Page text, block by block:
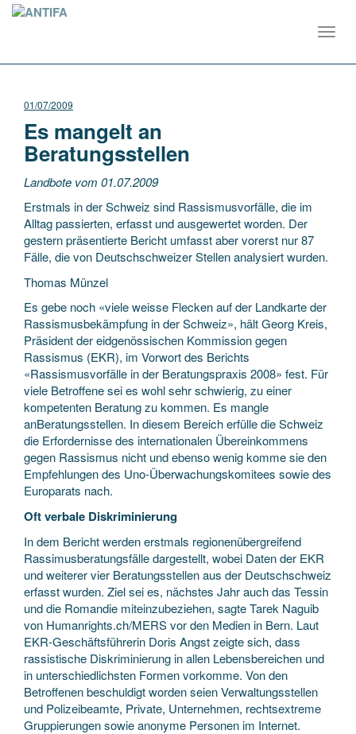
01/07/2009
Es mangelt an
Beratungsstellen
Landbote vom 01.07.2009
Erstmals in der Schweiz sind Rassismusvorfälle, die im
Alltag passierten, erfasst und ausgewertet worden. Der
gestern präsentierte Bericht umfasst aber vorerst nur 87
Fälle, die von Deutschschweizer Stellen analysiert wurden.
Thomas Münzel
Es gebe noch «viele weisse Flecken auf der Landkarte der
Rassismusbekämpfung in der Schweiz», hält Georg Kreis,
Präsident der eidgenössischen Kommission gegen
Rassismus (EKR), im Vorwort des Berichts
«Rassismusvorfälle in der Beratungspraxis 2008» fest. Für
viele Betroffene sei es wohl sehr schwierig, zu einer
kompetenten Beratung zu kommen. Es mangle
anBeratungsstellen. In diesem Bereich erfülle die Schweiz
die Erfordernisse des internationalen Übereinkommens
gegen Rassismus nicht und ebenso wenig komme sie den
Empfehlungen des Uno-Überwachungskomitees sowie des
Europarats nach.
Oft verbale Diskriminierung
In dem Bericht werden erstmals regionenübergreifend
Rassimusberatungsfälle dargestellt, wobei Daten der EKR
und weiterer vier Beratungsstellen aus der Deutschschweiz
erfasst wurden. Ziel sei es, nächstes Jahr auch das Tessin
und die Romandie miteinzubeziehen, sagte Tarek Naguib
von Humanrights.ch/MERS vor den Medien in Bern. Laut
EKR-Geschäftsführerin Doris Angst zeigte sich, dass
rassistische Diskriminierung in allen Lebensbereichen und
in unterschiedlichsten Formen vorkomme. Von den
Betroffenen beschuldigt worden seien Verwaltungsstellen
und Polizeibeamte, Private, Unternehmen, rechtsextreme
Gruppierungen sowie anonyme Personen im Internet.